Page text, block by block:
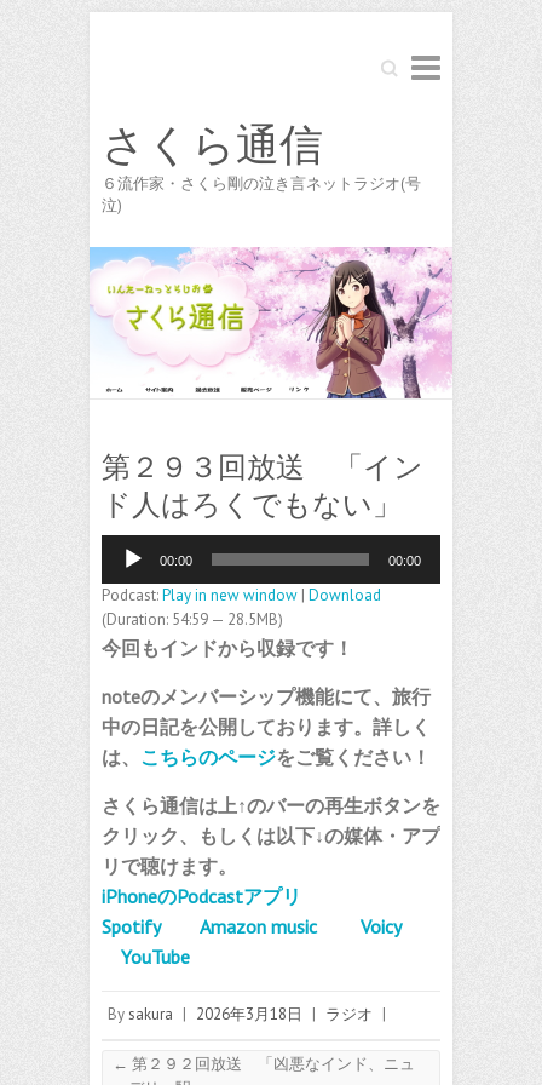
Search
さくら通信
６流作家・さくら剛の泣き言ネットラジオ(号
泣)
第２９３回放送 「イン
ド人はろくでもない」
プ
レ
ー
ー
00:00 00:00
Podcast:Play in new window | Download
(Duration: 54:59 — 28.5MB)
今回もインドから収録です！
noteのメンバーシップ機能にて、旅行
中の日記を公開しております。詳しく
は、 こちらのページをご覧ください！
さくら通信は上↑のバーの再生ボタンを
クリック、もしくは以下↓の媒体・アプ
リで聴けます。
iPhoneのPodcastアプリ
Spotify
Amazon music
Voicy
YouTube
Bysakura | 2026年3月18日 | ラジオ |
← 第２９２回放送 「凶悪なインド、ニュ